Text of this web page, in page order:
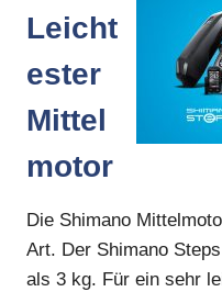
Leicht
ester
Mittel
motor
Die Shimano
Art. Der Shimano
als 3 kg. Für ein sehr